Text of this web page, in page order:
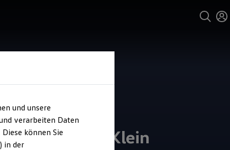
Lütten-Klein
und unsere
verarbeiten Daten
können Sie
in der